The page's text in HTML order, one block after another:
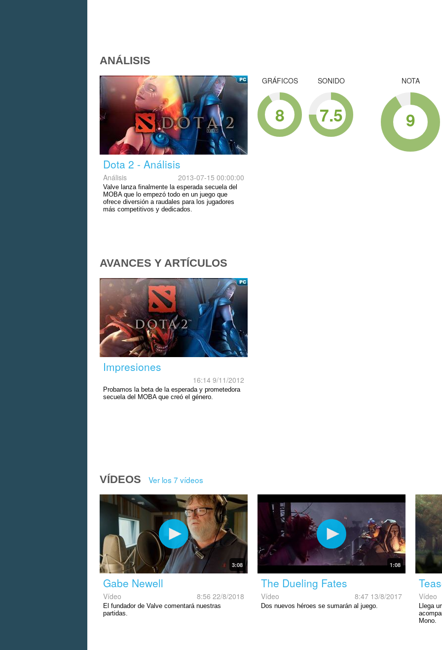
ANÁLISIS
Dota 2 - Análisis
Análisis 2013-07-15 00:00:00
Valve lanza finalmente la esperada secuela del
MOBA que lo empezó todo en un juego que
ofrece diversión a raudales para los jugadores
más competitivos y dedicados.
GRÁFICOS
8
SONIDO
7.5
NOTA
9
AVANCES Y ARTÍCULOS
Impresiones
16:14 9/11/2012
Probamos la beta de la esperada y prometedora
secuela del MOBA que creó el género.
VÍDEOS Ver los 7 vídeos
3:08
Gabe Newell
Vídeo 8:56 22/8/2018
El fundador de Valve comentará nuestras
partidas.
1:08
The Dueling Fates
Vídeo 8:47 13/8/2017
Dos nuevos héroes se sumarán al juego.
Vídeo
Llega
Mono.